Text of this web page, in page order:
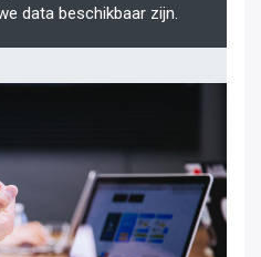
data beschikbaar zijn.